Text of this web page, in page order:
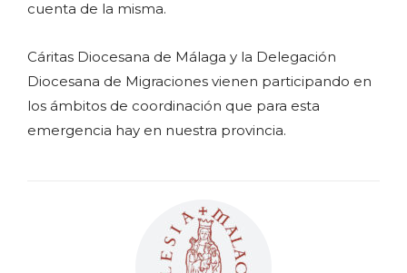
cuenta de la misma.
Cáritas Diocesana de Málaga y la Delegación
Diocesana de Migraciones vienen participando en
los ámbitos de coordinación que para esta
emergencia hay en nuestra provincia.